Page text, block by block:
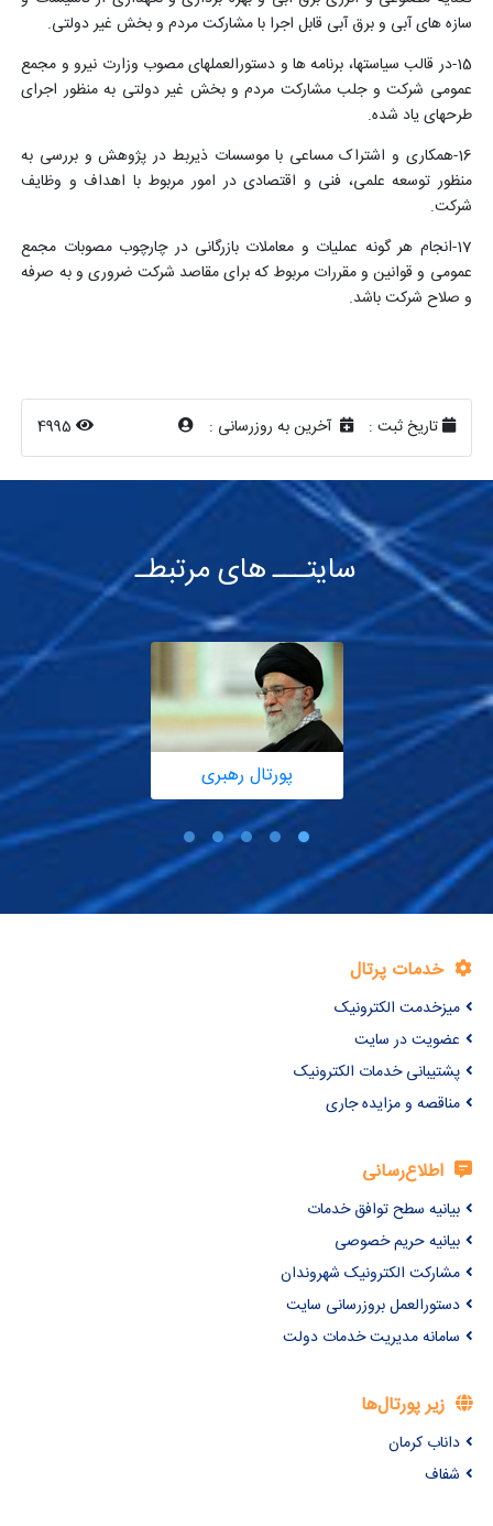
سازه های آبی و برق آبی قابل اجرا با مشارکت مردم و بخش غیر دولتی.
15-در قالب سیاستها، برنامه ها و دستورالعملهای مصوب وزارت نیرو و مجمع
عمومی شرکت و جلب مشارکت مردم و بخش غیر دولتی به منظور اجرای
طرحهای یاد شده.
16-همکاری و اشتراک مساعی با موسسات ذیربط در پژوهش و بررسی به
منظور توسعه علمی، فنی و اقتصادی در امور مربوط با اهداف و وظایف
شرکت.
17-انجام هر گونه عملیات و معاملات بازرگانی در چارچوب مصوبات مجمع
عمومی و قوانین و مقررات مربوط که برای مقاصد شرکت ضروری و به صرفه
و صلاح شرکت باشد.
تاریخ ثبت : آخرین به روزرسانی : 4995
سایتـــ های مرتبطـ
پورتال رهبری
خدمات پرتال
میزخدمت الکترونیک
عضویت در سایت
پشتیبانی خدمات الکترونیک
مناقصه و مزایده جاری
اطلاع‌رسانی
بیانیه سطح توافق خدمات
بیانیه حریم خصوصی
مشارکت الکترونیک شهروندان
دستورالعمل بروزرسانی سایت
سامانه مدیریت خدمات دولت
زیر پورتال‌ها
داناب کرمان
شفاف